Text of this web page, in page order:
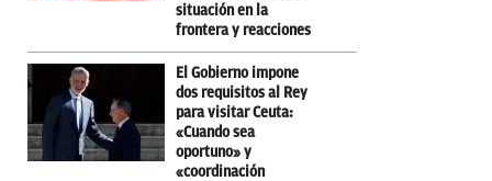
situación en la
frontera y reacciones
El Gobierno impone
dos requisitos al Rey
para visitar Ceuta:
«Cuando sea
oportuno» y
«coordinación